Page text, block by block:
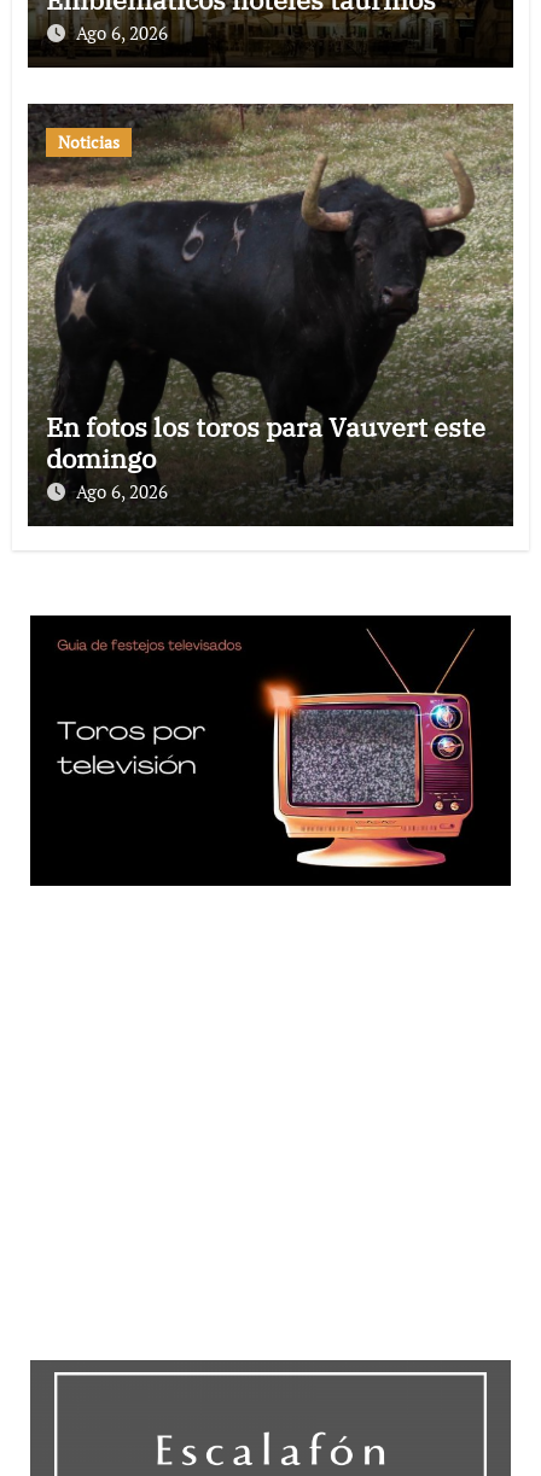
Ago 6, 2026
Noticias
En fotos los toros para Vauvert este
domingo
Ago 6, 2026